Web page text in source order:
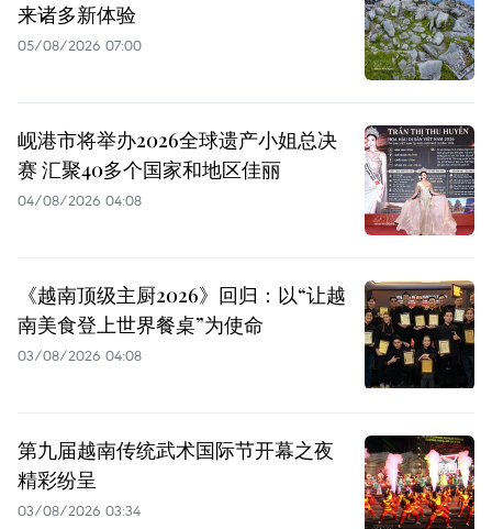
来诸多新体验
05/08/2026 07:00
岘港市将举办2026全球遗产小姐总决
赛 汇聚40多个国家和地区佳丽
04/08/2026 04:08
《越南顶级主厨2026》回归：以“让越
南美食登上世界餐桌”为使命
03/08/2026 04:08
第九届越南传统武术国际节开幕之夜
精彩纷呈
03/08/2026 03:34